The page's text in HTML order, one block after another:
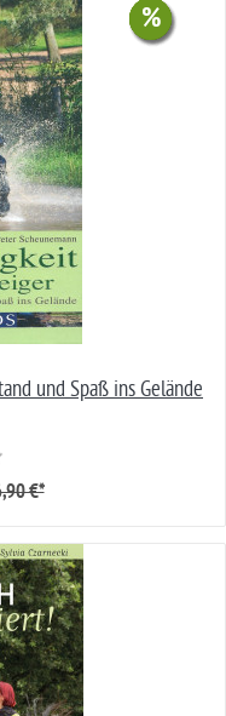
und Spaß ins Gelände
%
€*
%
%
%
%